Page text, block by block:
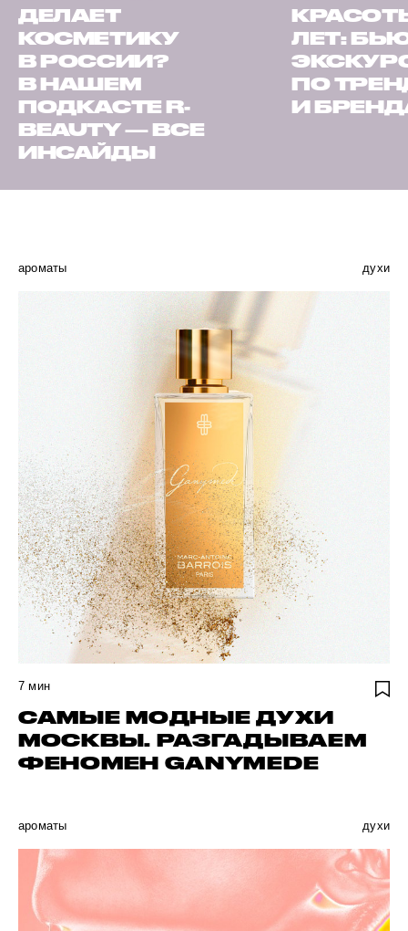
ДЕЛАЕТ
КОСМЕТИКУ
В РОССИИ?
В НАШЕМ
ПОДКАСТЕ R-
BEAUTY — ВСЕ
ИНСАЙДЫ
ЛЕТ:
ПО
И
ароматы духи
7 мин
САМЫЕ МОДНЫЕ ДУХИ
МОСКВЫ. РАЗГАДЫВАЕМ
ФЕНОМЕН GANYMEDE
ароматы духи